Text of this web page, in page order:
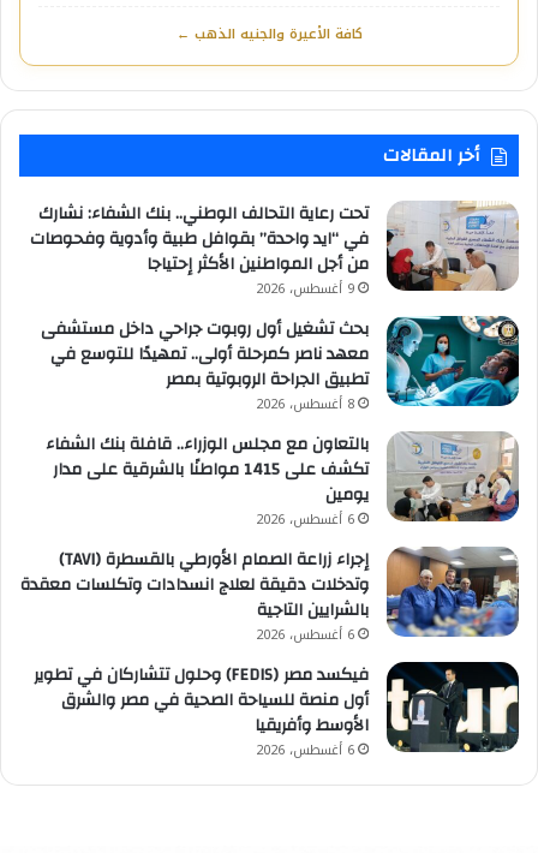
كافة الأعيرة والجنيه الذهب ←
أخر المقالات
تحت رعاية التحالف الوطني.. بنك الشفاء: نشارك
في “ايد واحدة” بقوافل طبية وأدوية وفحوصات
من أجل المواطنين الأكثر إحتياجا
9 أغسطس، 2026
بحث تشغيل أول روبوت جراحي داخل مستشفى
معهد ناصر كمرحلة أولى.. تمهيدًا للتوسع في
تطبيق الجراحة الروبوتية بمصر
8 أغسطس، 2026
بالتعاون مع مجلس الوزراء.. قافلة بنك الشفاء
تكشف على 1415 مواطنًا بالشرقية على مدار
يومين
6 أغسطس، 2026
إجراء زراعة الصمام الأورطي بالقسطرة (TAVI)
وتدخلات دقيقة لعلاج انسدادات وتكلسات معقدة
بالشرايين التاجية
6 أغسطس، 2026
فيكسد مصر (FEDIS) وحلول تتشاركان في تطوير
أول منصة للسياحة الصحية في مصر والشرق
الأوسط وأفريقيا
6 أغسطس، 2026